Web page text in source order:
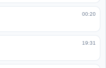
00:20
19:31